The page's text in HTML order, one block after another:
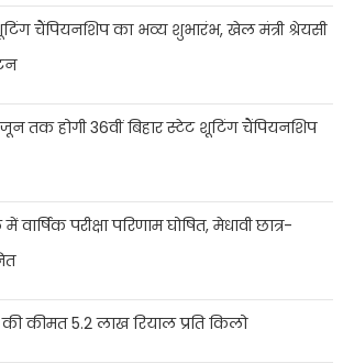
चैंपियनशिप का भव्य शुभारंभ, खेल मंत्री श्रेयसी
तक होगी 36वीं बिहार स्टेट शूटिंग चैंपियनशिप
वार्षिक परीक्षा परिणाम घोषित, मेधावी छात्र-
कीमत 5.2 लाख रियाल प्रति किलो